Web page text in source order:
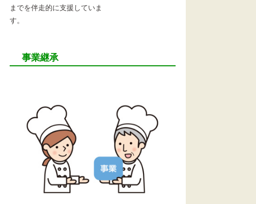
までを伴走的に支援していま
す。
事業継承